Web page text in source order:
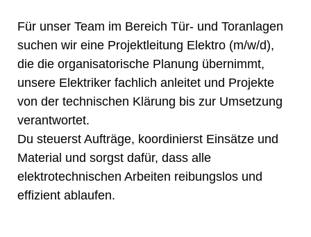
Für unser Team im Bereich Tür- und Toranlagen
suchen wir eine Projektleitung Elektro (m/w/d),
die die organisatorische Planung übernimmt,
unsere Elektriker fachlich anleitet und Projekte
von der technischen Klärung bis zur Umsetzung
verantwortet.
Du steuerst Aufträge, koordinierst Einsätze und
Material und sorgst dafür, dass alle
elektrotechnischen Arbeiten reibungslos und
effizient ablaufen.